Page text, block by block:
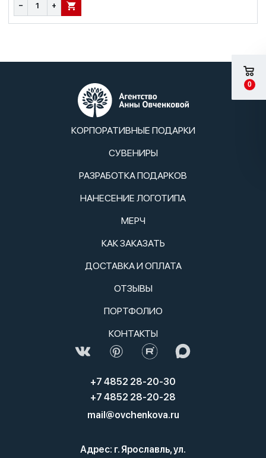
− + В КОРЗИНУ
КОРПОРАТИВНЫЕ ПОДАРКИ
СУВЕНИРЫ
РАЗРАБОТКА ПОДАРКОВ
НАНЕСЕНИЕ ЛОГОТИПА
МЕРЧ
КАК ЗАКАЗАТЬ
ДОСТАВКА И ОПЛАТА
ОТЗЫВЫ
ПОРТФОЛИО
КОНТАКТЫ
+7 4852 28-20-30
+7 4852 28-20-28
mail@ovchenkova.ru
Адрес: г. Ярославль, ул.
0